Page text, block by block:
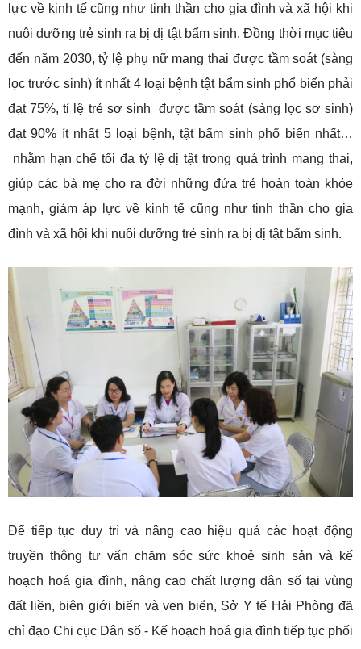
lực về kinh tế cũng như tinh thần cho gia đình và xã hội khi
nuôi dưỡng trẻ sinh ra bị dị tật bẩm sinh. Đồng thời mục tiêu
đến năm 2030, tỷ lệ phụ nữ mang thai được tầm soát (sàng
lọc trước sinh) ít nhất 4 loại bệnh tật bẩm sinh phổ biến phải
đạt 75%, tỉ lệ trẻ sơ sinh được tầm soát (sàng lọc sơ sinh)
đạt 90% ít nhất 5 loại bệnh, tật bẩm sinh phổ biến nhất…
nhằm hạn chế tối đa tỷ lệ dị tật trong quá trình mang thai,
giúp các bà mẹ cho ra đời những đứa trẻ hoàn toàn khỏe
mạnh, giảm áp lực về kinh tế cũng như tinh thần cho gia
đình và xã hội khi nuôi dưỡng trẻ sinh ra bị dị tật bẩm sinh.
Để tiếp tục duy trì và nâng cao hiệu quả các hoạt động
truyền thông tư vấn chăm sóc sức khoẻ sinh sản và kế
hoạch hoá gia đình, nâng cao chất lượng dân số tại vùng
đất liền, biên giới biển và ven biển, Sở Y tế Hải Phòng đã
chỉ đạo Chi cục Dân số - Kế hoạch hoá gia đình tiếp tục phối